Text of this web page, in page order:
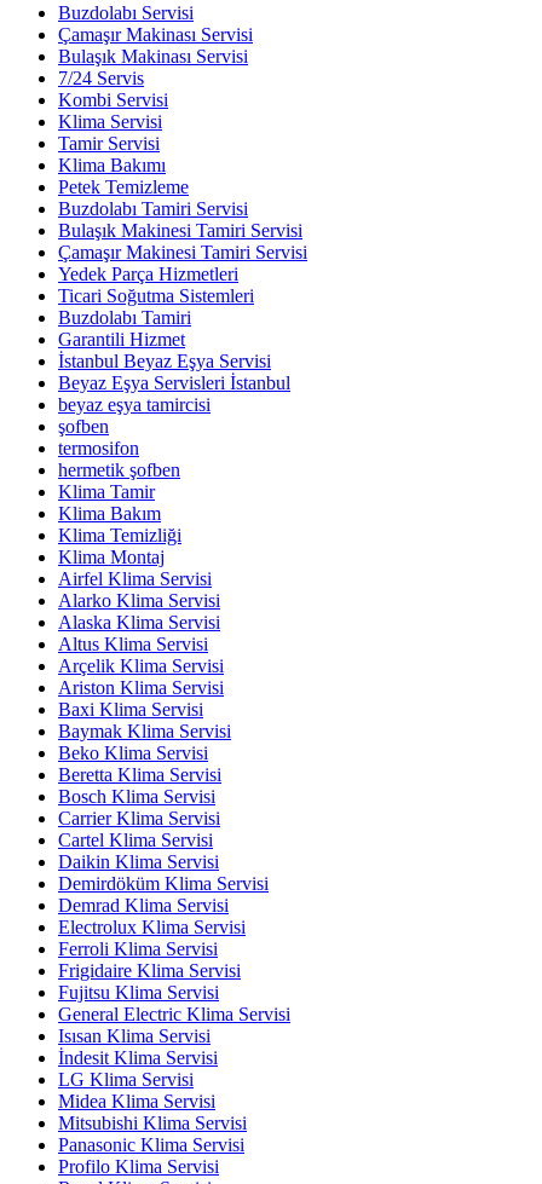
Buzdolabı Servisi
Çamaşır Makinası Servisi
Bulaşık Makinası Servisi
7/24 Servis
Kombi Servisi
Klima Servisi
Tamir Servisi
Klima Bakımı
Petek Temizleme
Buzdolabı Tamiri Servisi
Bulaşık Makinesi Tamiri Servisi
Çamaşır Makinesi Tamiri Servisi
Yedek Parça Hizmetleri
Ticari Soğutma Sistemleri
Buzdolabı Tamiri
Garantili Hizmet
İstanbul Beyaz Eşya Servisi
Beyaz Eşya Servisleri İstanbul
beyaz eşya tamircisi
şofben
termosifon
hermetik şofben
Klima Tamir
Klima Bakım
Klima Temizliği
Klima Montaj
Airfel Klima Servisi
Alarko Klima Servisi
Alaska Klima Servisi
Altus Klima Servisi
Arçelik Klima Servisi
Ariston Klima Servisi
Baxi Klima Servisi
Baymak Klima Servisi
Beko Klima Servisi
Beretta Klima Servisi
Bosch Klima Servisi
Carrier Klima Servisi
Cartel Klima Servisi
Daikin Klima Servisi
Demirdöküm Klima Servisi
Demrad Klima Servisi
Electrolux Klima Servisi
Ferroli Klima Servisi
Frigidaire Klima Servisi
Fujitsu Klima Servisi
General Electric Klima Servisi
Isısan Klima Servisi
İndesit Klima Servisi
LG Klima Servisi
Midea Klima Servisi
Mitsubishi Klima Servisi
Panasonic Klima Servisi
Profilo Klima Servisi